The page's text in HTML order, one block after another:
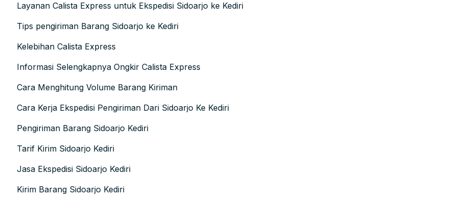
Layanan Calista Express untuk Ekspedisi Sidoarjo ke Kediri
Tips pengiriman Barang Sidoarjo ke Kediri
Kelebihan Calista Express
Informasi Selengkapnya Ongkir Calista Express
Cara Menghitung Volume Barang Kiriman
Cara Kerja Ekspedisi Pengiriman Dari Sidoarjo Ke Kediri
Pengiriman Barang Sidoarjo Kediri
Tarif Kirim Sidoarjo Kediri
Jasa Ekspedisi Sidoarjo Kediri
Kirim Barang Sidoarjo Kediri